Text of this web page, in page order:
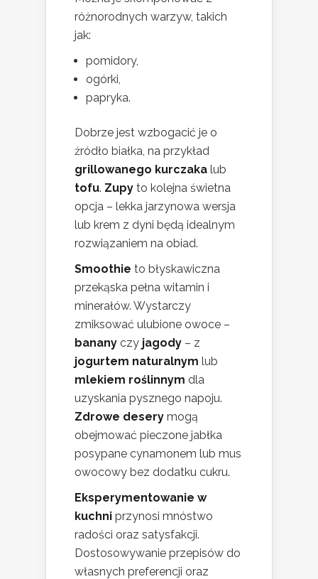
różnorodnych warzyw, takich
jak:
pomidory,
ogórki,
papryka.
Dobrze jest wzbogacić je o
źródło białka, na przykład
grillowanego kurczaka lub
tofu. Zupy to kolejna świetna
opcja – lekka jarzynowa wersja
lub krem z dyni będą idealnym
rozwiązaniem na obiad.
Smoothie to błyskawiczna
przekąska pełna witamin i
minerałów. Wystarczy
zmiksować ulubione owoce –
banany czy jagody – z
jogurtem naturalnym lub
mlekiem roślinnym dla
uzyskania pysznego napoju.
Zdrowe desery mogą
obejmować pieczone jabłka
posypane cynamonem lub mus
owocowy bez dodatku cukru.
Eksperymentowanie w
kuchni przynosi mnóstwo
radości oraz satysfakcji.
Dostosowywanie przepisów do
własnych preferencji oraz